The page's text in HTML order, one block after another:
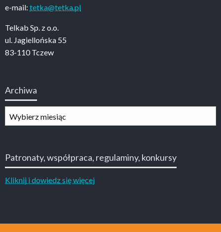
e-mail: tetka@tetka.pl
Telkab Sp. z o.o.
ul. Jagiellońska 55
83-110 Tczew
Archiwa
Patronaty, współpraca, regulaminy, konkursy
Kliknij i dowiedz się więcej